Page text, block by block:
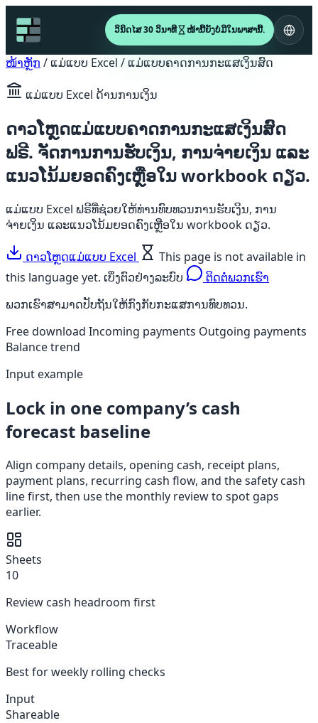
ວິນິດໄສ 30 ວິນາທີ ໜ້ານີ້ຍັງບໍ່ມີໃນພາສານີ້.
ໜ້າຫຼັກ / ແມ່ແບບ Excel / ແມ່ແບບຄາດການກະແສເງິນສົດ
ແມ່ແບບ Excel ດ້ານການເງິນ
ດາວໂຫຼດແມ່ແບບຄາດການກະແສເງິນສົດ
ຟຣີ. ຈັດການການຮັບເງິນ, ການຈ່າຍເງິນ ແລະ
ແນວໂນ້ມຍອດຄົງເຫຼືອໃນ workbook ດຽວ.
ແມ່ແບບ Excel ຟຣີທີ່ຊ່ວຍໃຫ້ທ່ານທົບທວນການຮັບເງິນ, ການ
ຈ່າຍເງິນ ແລະແນວໂນ້ມຍອດຄົງເຫຼືອໃນ workbook ດຽວ.
ດາວໂຫຼດແມ່ແບບ Excel
This page is not available in
this language yet. ເບິ່ງຕົວຢ່າງລະບົບ
ຕິດຕໍ່ພວກເຮົາ
ພວກເຮົາສາມາດປັບຖັນໃຫ້ກົງກັບກະແສການທົບທວນ.
Free download Incoming payments Outgoing payments
Balance trend
Input example
Lock in one company’s cash
forecast baseline
Align company details, opening cash, receipt plans,
payment plans, recurring cash flow, and the safety cash
line first, then use the monthly review to spot gaps
earlier.
Sheets
10
Review cash headroom first
Workflow
Traceable
Best for weekly rolling checks
Input
Shareable